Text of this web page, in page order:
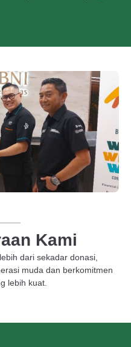
Kami
dari sekadar donasi,
muda dan berkomitmen
lebih kuat.